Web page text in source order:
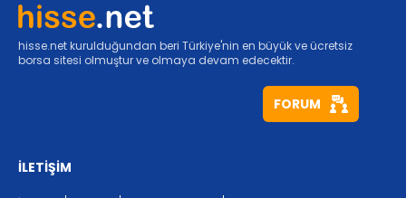
hisse.net kurulduğundan beri Türkiye'nin en büyük ve ücretsiz
borsa sitesi olmuştur ve olmaya devam edecektir.
FORUM
İLETİŞİM